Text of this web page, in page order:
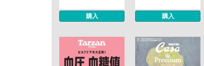
購入 購入